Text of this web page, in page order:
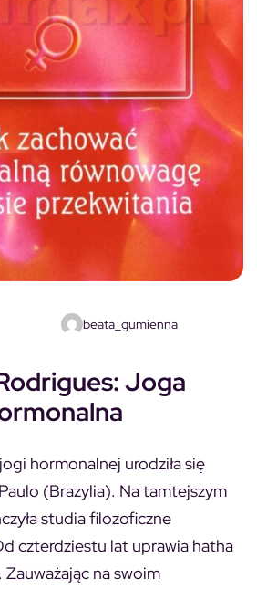
beata_gumienna
Joga
hormonalnej urodziła się
(Brazylia). Na tamtejszym
studia filozoficzne
czterdziestu lat uprawia hatha
na swoim